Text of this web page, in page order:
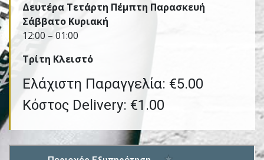
Δευτέρα Τετάρτη Πέμπτη Παρασκευή
Σάββατο Κυριακή
12:00 – 01:00
Τρίτη Kλειστό
Ελάχιστη Παραγγελία: €5.00
Κόστος Delivery: €1.00